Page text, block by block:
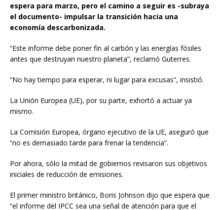
espera para marzo, pero el camino a seguir es -subraya
el documento- impulsar la transición hacia una
economía descarbonizada.
“Este informe debe poner fin al carbón y las energías fósiles
antes que destruyan nuestro planeta”, reclamó Guterres.
“No hay tiempo para esperar, ni lugar para excusas”, insistió.
La Unión Europea (UE), por su parte, exhortó a actuar ya
mismo.
La Comisión Europea, órgano ejecutivo de la UE, aseguró que
“no es demasiado tarde para frenar la tendencia”.
Por ahora, sólo la mitad de gobiernos revisaron sus objetivos
iniciales de reducción de emisiones.
El primer ministro británico, Boris Johnson dijo que espera que
“el informe del IPCC sea una señal de atención para que el